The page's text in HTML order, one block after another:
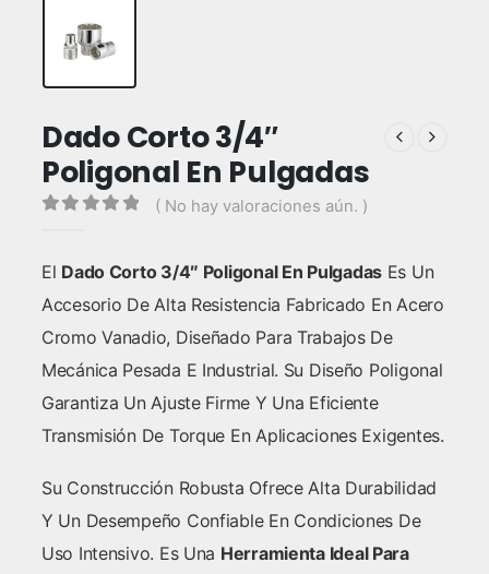
Dado Corto 3/4″
Poligonal En Pulgadas
( No hay valoraciones aún. )
El Dado Corto 3/4″ Poligonal En PulgadasEs Un
Accesorio De Alta Resistencia Fabricado En Acero
Cromo Vanadio, Diseñado Para Trabajos De
Mecánica Pesada E Industrial. Su Diseño Poligonal
Garantiza Un Ajuste Firme Y Una Eficiente
Transmisión De Torque En Aplicaciones Exigentes.
Su Construcción Robusta Ofrece Alta Durabilidad
Y Un Desempeño Confiable En Condiciones De
Uso Intensivo. Es Una Herramienta Ideal Para